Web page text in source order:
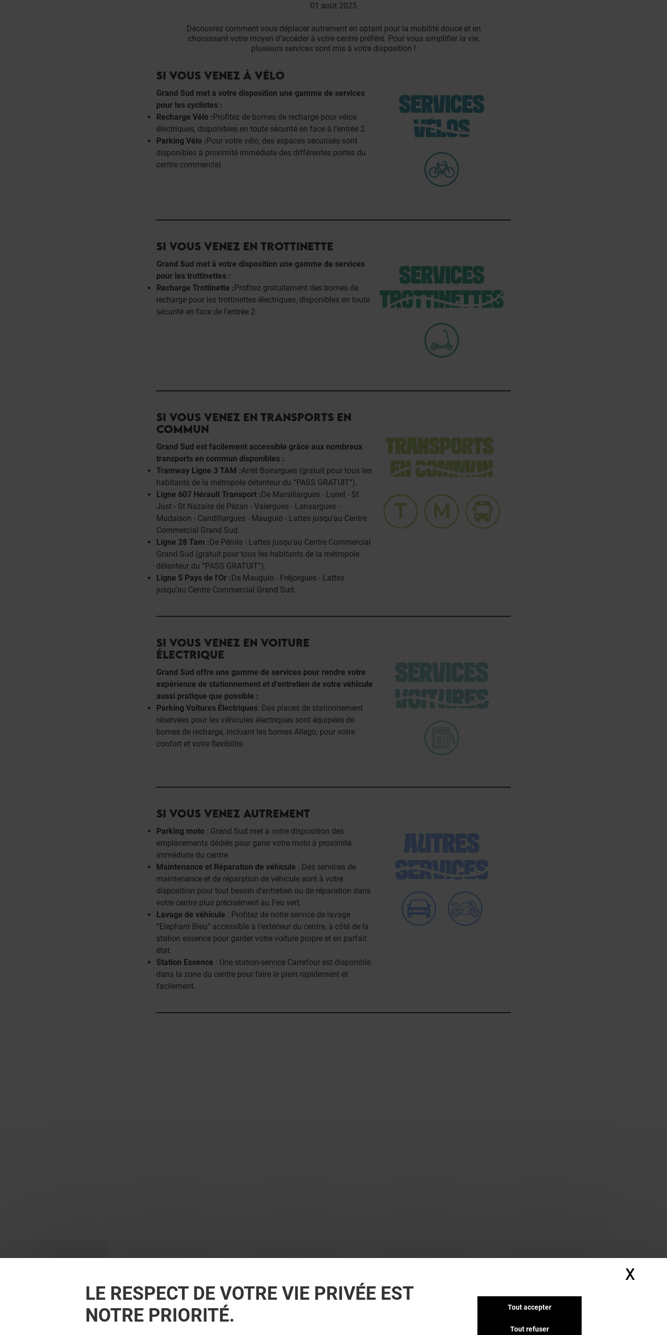
01 août 2025
Découvrez comment vous déplacer autrement en optant pour la mobilité douce et en
choisissant votre moyen d’accéder à votre centre préféré. Pour vous simplifier la vie,
plusieurs services sont mis à votre disposition !
SI VOUS VENEZ À VÉLO
Grand Sud met à votre disposition une gamme de services
pour les cyclistes :
Recharge Vélo :Profitez de bornes de recharge pour vélos
électriques, disponibles en toute sécurité en face à l’entrée 2.
Parking Vélo :Pour votre vélo, des espaces sécurisés sont
disponibles à proximité immédiate des différentes portes du
centre commercial.
SI VOUS VENEZ EN TROTTINETTE
Grand Sud met à votre disposition une gamme de services
pour les trottinettes :
Recharge Trottinette :Profitez gratuitement des bornes de
recharge pour les trottinettes électriques, disponibles en toute
sécurité en face de l’entrée 2.
SI VOUS VENEZ EN TRANSPORTS EN
COMMUN
Grand Sud est facilement accessible grâce aux nombreux
transports en commun disponibles :
Tramway Ligne 3 TAM :Arrêt Boirargues (gratuit pour tous les
habitants de la métropole détenteur du “PASS GRATUIT”).
Ligne 607 Hérault Transport :De Marsillargues - Lunel - St
Just - St Nazaire de Pézan - Valergues - Lansargues -
Mudaison - Candillargues - Mauguio - Lattes jusqu'au Centre
Commercial Grand Sud.
Ligne 28 Tam :De Pérols - Lattes jusqu’au Centre Commercial
Grand Sud (gratuit pour tous les habitants de la métropole
détenteur du “PASS GRATUIT”).
Ligne 5 Pays de l'Or :De Mauguio - Fréjorgues - Lattes
jusqu'au Centre Commercial Grand Sud.
SI VOUS VENEZ EN VOITURE
ÉLECTRIQUE
Grand Sud offre une gamme de services pour rendre votre
expérience de stationnement et d'entretien de votre véhicule
aussi pratique que possible :
Parking Voitures Électriques: Des places de stationnement
réservées pour les véhicules électriques sont équipées de
bornes de recharge, incluant les bornes Allego, pour votre
confort et votre flexibilité.
SI VOUS VENEZ AUTREMENT
Parking moto : Grand Sud met à votre disposition des
emplacements dédiés pour garer votre moto à proximité
immédiate du centre.
Maintenance et Réparation de véhicule : Des services de
maintenance et de réparation de véhicule sont à votre
disposition pour tout besoin d'entretien ou de réparation dans
votre centre plus précisément au Feu vert.
Lavage de véhicule : Profitez de notre service de lavage
“Elephant Bleu” accessible à l’extérieur du centre, à côté de la
station essence pour garder votre voiture propre et en parfait
état.
Station Essence : Une station-service Carrefour est disponible
dans la zone du centre pour faire le plein rapidement et
facilement.
LE RESPECT DE VOTRE VIE PRIVÉE EST
NOTRE PRIORITÉ.
Tout accepter
Tout refuser
X